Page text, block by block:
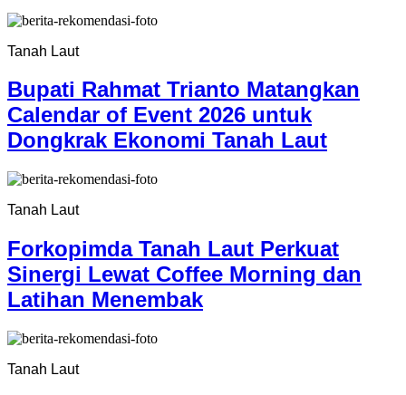
Tanah Laut
Bupati Rahmat Trianto Matangkan
Calendar of Event 2026 untuk
Dongkrak Ekonomi Tanah Laut
Tanah Laut
Forkopimda Tanah Laut Perkuat
Sinergi Lewat Coffee Morning dan
Latihan Menembak
Tanah Laut